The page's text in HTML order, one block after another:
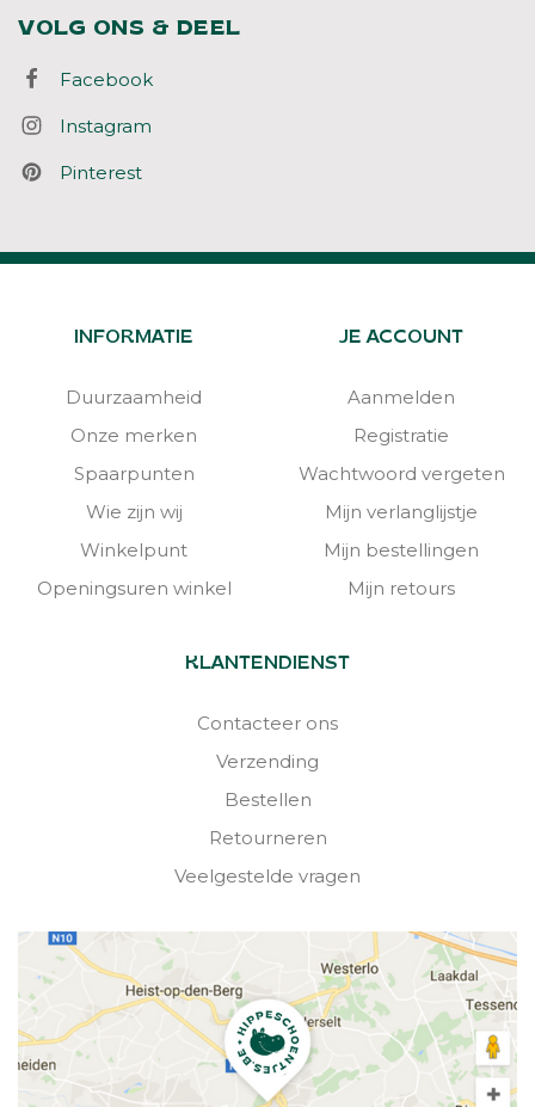
VOLG ONS & DEEL
Facebook
Instagram
Pinterest
INFORMATIE
Duurzaamheid
Onze merken
Spaarpunten
Wie zijn wij
Winkelpunt
Openingsuren winkel
JE ACCOUNT
Aanmelden
Registratie
Wachtwoord vergeten
Mijn verlanglijstje
Mijn bestellingen
Mijn retours
KLANTENDIENST
Contacteer ons
Verzending
Bestellen
Retourneren
Veelgestelde vragen